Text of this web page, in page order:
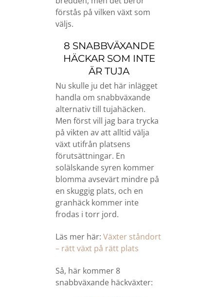
förstås på vilken växt som
väljs.
8 SNABBVÄXANDE
HÄCKAR SOM INTE
ÄR TUJA
Nu skulle ju det här inlägget
handla om snabbväxande
alternativ till tujahäcken.
Men först vill jag bara trycka
på vikten av att alltid välja
växt utifrån platsens
förutsättningar. En
solälskande syren kommer
blomma avsevärt mindre på
en skuggig plats, och en
granhäck kommer inte
frodas i torr jord.
Läs mer här: Växter ståndort
– rätt växt på rätt plats
Så, här kommer 8
snabbväxande häckväxter: